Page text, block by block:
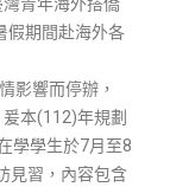
假期間赴海外各
影響而停辦，
本(112)年規劃
學學生於7月至8
見習，內容包含